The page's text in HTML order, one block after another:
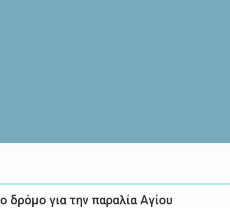
δρόμο για την παραλία Αγίου